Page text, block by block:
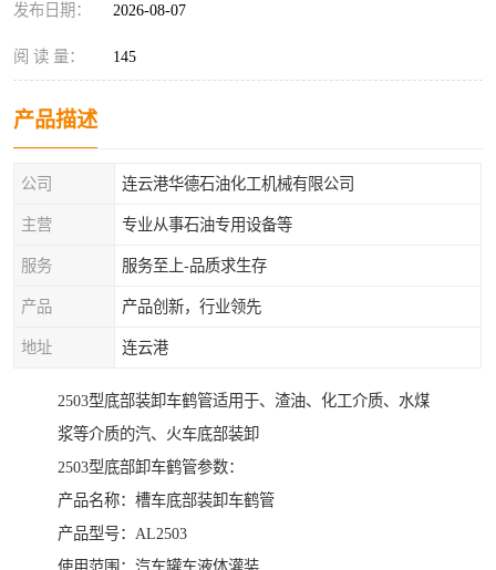
发布日期： 2026-08-07
阅 读 量： 145
产品描述
公司 连云港华德石油化工机械有限公司
主营 专业从事石油专用设备等
服务 服务至上-品质求生存
产品 产品创新，行业领先
地址 连云港
2503型底部装卸车鹤管适用于、渣油、化工介质、水煤
浆等介质的汽、火车底部装卸
2503型底部卸车鹤管参数：
产品名称：槽车底部装卸车鹤管
产品型号：AL2503